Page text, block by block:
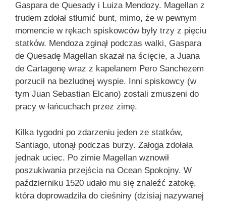
Gaspara de Quesady i Luiza Mendozy. Magellan z
trudem zdołał stłumić bunt, mimo, że w pewnym
momencie w rękach spiskowców były trzy z pięciu
statków. Mendoza zginął podczas walki, Gaspara
de Quesadę Magellan skazał na ścięcie, a Juana
de Cartagenę wraz z kapelanem Pero Sanchezem
porzucił na bezludnej wyspie. Inni spiskowcy (w
tym Juan Sebastian Elcano) zostali zmuszeni do
pracy w łańcuchach przez zimę.
Kilka tygodni po zdarzeniu jeden ze statków,
Santiago, utonął podczas burzy. Załoga zdołała
jednak uciec. Po zimie Magellan wznowił
poszukiwania przejścia na Ocean Spokojny. W
październiku 1520 udało mu się znaleźć zatokę,
która doprowadziła do cieśniny (dzisiaj nazywanej